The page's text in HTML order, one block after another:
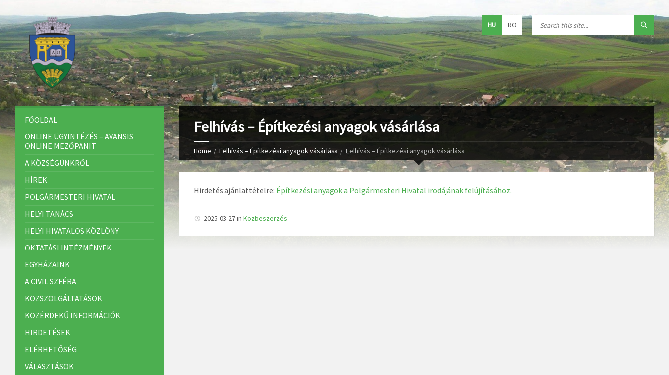
HU RO
Felhívás – Építkezési anyagok vásárlása
Home Felhívás – Építkezési anyagok vásárlása Felhívás – Építkezési anyagok vásárlása
Hirdetés ajánlattételre: Építkezési anyagok a Polgármesteri Hivatal irodájának felújításához.
2025-03-27 in Közbeszerzés
FŐOLDAL
ONLINE ÜGYINTÉZÉS – AVANSIS
ONLINE MEZŐPANIT
A KÖZSÉGÜNKRŐL
HÍREK
POLGÁRMESTERI HIVATAL
HELYI TANÁCS
HELYI HIVATALOS KÖZLÖNY
OKTATÁSI INTÉZMÉNYEK
EGYHÁZAINK
A CIVIL SZFÉRA
KÖZSZOLGÁLTATÁSOK
KÖZÉRDEKŰ INFORMÁCIÓK
HIRDETÉSEK
ELÉRHETŐSÉG
VÁLASZTÁSOK